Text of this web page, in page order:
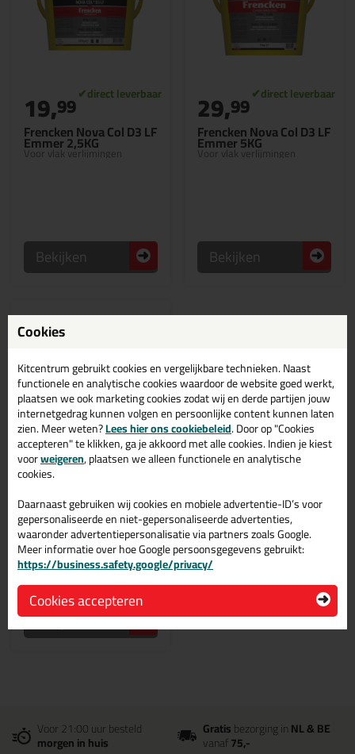
Frencken Nova Col D3 LF
Emmer 2,5KG
Voor vlak verlijmingen
19,99
Bekijken
Frencken Nova Col D3 LF
Emmer 5KG
Voor vlak verlijmingen
29,99
Bekijken
Frencken Nova Col D3 LF
Emmer 10KG
Voor vlak verlijmingen
59,99
Bekijken
Voor 21:00 uur besteld
morgen in huis
Gratisbezorging inNL & BE
vanaf75,-
Cookies
Kitcentrum gebruikt cookies en vergelijkbare technieken. Naast
functionele en analytische cookies waardoor de website goed werkt,
plaatsen we ook marketing cookies zodat wij en derde partijen jouw
internetgedrag kunnen volgen en persoonlijke content kunnen laten
zien. Meer weten?Lees hier ons cookiebeleid. Door op "Cookies
accepteren" te klikken, ga je akkoord met alle cookies. Indien je kiest
voorweigeren, plaatsen we alleen functionele en analytische
cookies.
Daarnaast gebruiken wij cookies en mobiele advertentie-ID’s voor
gepersonaliseerde en niet-gepersonaliseerde advertenties,
waaronder advertentiepersonalisatie via partners zoals Google.
Meer informatie over hoe Google persoonsgegevens gebruikt:
https://business.safety.google/privacy/
Cookies accepteren